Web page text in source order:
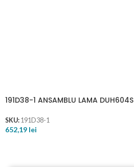
191D38-1 ANSAMBLU LAMA DUH604S
SKU: 191D38-1
652,19 lei